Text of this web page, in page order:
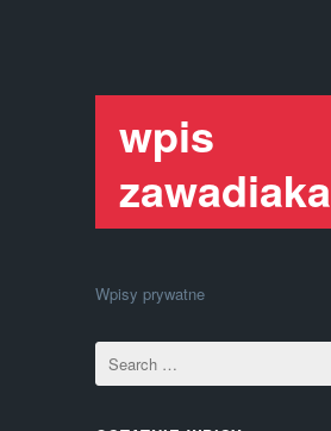
wpis
zawadiaka
Wpisy prywatne